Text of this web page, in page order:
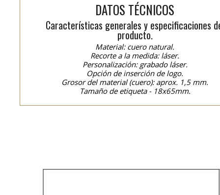
DATOS TÉCNICOS
Características generales y especificaciones
producto.
Material: cuero natural.
Recorte a la medida: láser.
Personalización: grabado láser.
Opción de inserción de logo.
Grosor del material (cuero): aprox. 1,5 mm.
Tamaño de etiqueta - 18x65mm.